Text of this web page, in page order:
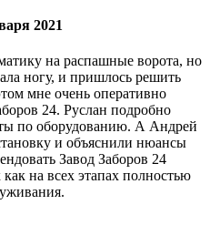
2021
на распашные ворота, но
ногу, и пришлось решить
мне очень оперативно
24. Руслан подробно
по оборудованию. А Андрей
и объяснили нюансы
Завод Заборов 24
на всех этапах полностью